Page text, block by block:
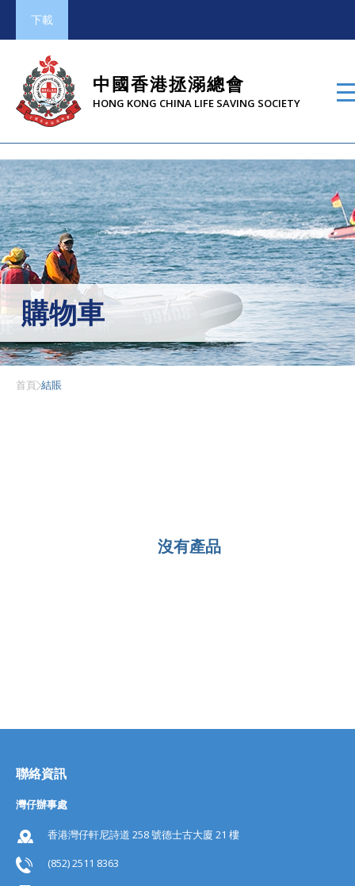
下載
中國香港拯溺總會
HONG KONG CHINA LIFE SAVING SOCIETY
購物車
首頁 結賬
沒有產品
聯絡資訊
灣仔辦事處
香港灣仔軒尼詩道 258 號德士古大廈 21 樓
(852) 2511 8363